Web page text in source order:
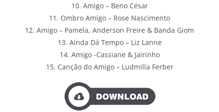
10. Amigo – Beno César
11. Ombro Amigo – Rose Nascimento
12. Amigo – Pamela, Anderson Freire & Banda Giom
13. Ainda Dá Tempo – Liz Lanne
14. Amigo -Cassiane & Jairinho
15. Canção do Amigo – Ludmilla Ferber